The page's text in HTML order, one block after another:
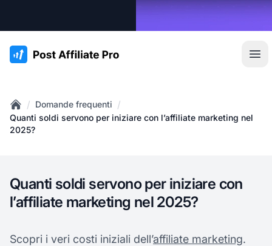
:site.title
Home
/ Domande frequenti /
Quanti soldi servono per iniziare con l’affiliate marketing nel
2025?
Quanti soldi servono per iniziare con
l’affiliate marketing nel 2025?
Scopri i veri costi iniziali dell’affiliate marketing.